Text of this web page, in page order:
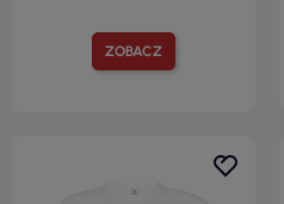
ZOBACZ